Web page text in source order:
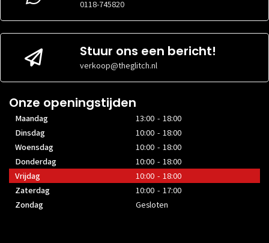
Niet
MOEDERBORD
1x 20+4 pin
EPS
AANSLUITINGEN
MOEDERBORD
0118-745820
Stuur ons een bericht!
verkoop@theglitch.nl
Onze openingstijden
Maandag
13:00 - 18:00
Dinsdag
10:00 - 18:00
Woensdag
10:00 - 18:00
Donderdag
10:00 - 18:00
Vrijdag
10:00 - 18:00
Zaterdag
10:00 - 17:00
Zondag
Gesloten